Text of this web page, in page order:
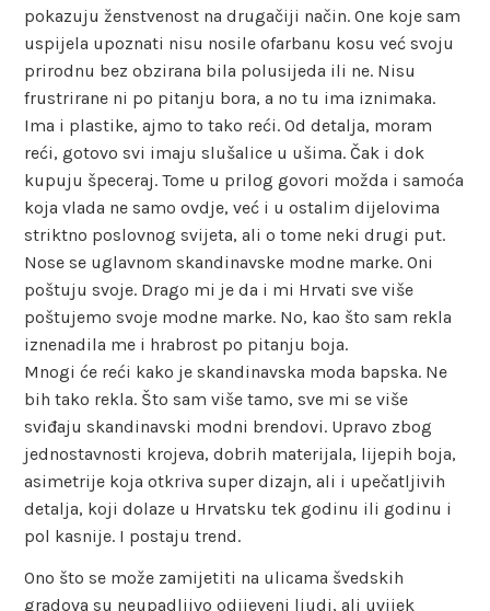
pokazuju ženstvenost na drugačiji način. One koje sam
uspijela upoznati nisu nosile ofarbanu kosu već svoju
prirodnu bez obzirana bila polusijeda ili ne. Nisu
frustrirane ni po pitanju bora, a no tu ima iznimaka.
Ima i plastike, ajmo to tako reći. Od detalja, moram
reći, gotovo svi imaju slušalice u ušima. Čak i dok
kupuju špeceraj. Tome u prilog govori možda i samoća
koja vlada ne samo ovdje, već i u ostalim dijelovima
striktno poslovnog svijeta, ali o tome neki drugi put.
Nose se uglavnom skandinavske modne marke. Oni
poštuju svoje. Drago mi je da i mi Hrvati sve više
poštujemo svoje modne marke. No, kao što sam rekla
iznenadila me i hrabrost po pitanju boja.
Mnogi će reći kako je skandinavska moda bapska. Ne
bih tako rekla. Što sam više tamo, sve mi se više
sviđaju skandinavski modni brendovi. Upravo zbog
jednostavnosti krojeva, dobrih materijala, lijepih boja,
asimetrije koja otkriva super dizajn, ali i upečatljivih
detalja, koji dolaze u Hrvatsku tek godinu ili godinu i
pol kasnije. I postaju trend.
Ono što se može zamijetiti na ulicama švedskih
gradova su neupadljivo odijeveni ljudi, ali uvijek